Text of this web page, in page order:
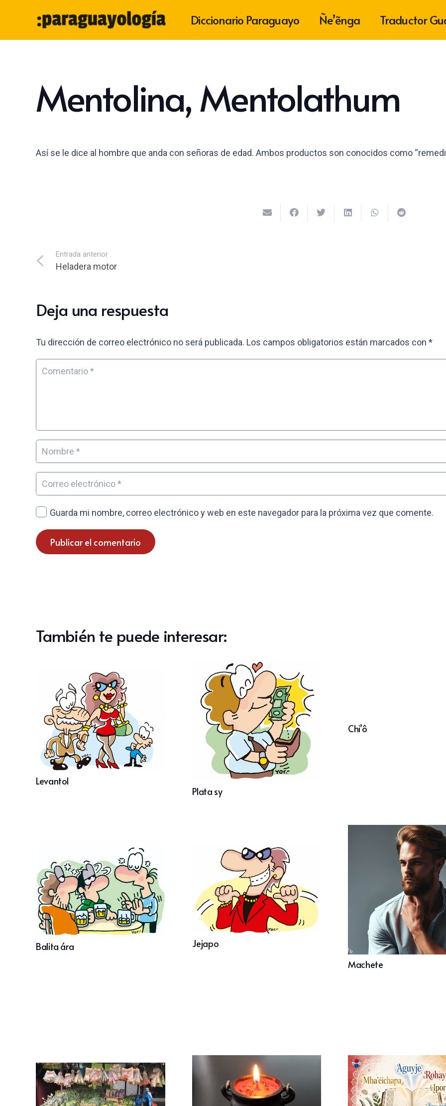
Diccionario Paraguayo Ñe’ẽnga Traductor
Mentolina, Mentolathum
Así se le dice al hombre que anda con señoras de edad. Ambos productos son conocidos como
Entrada anterior
Heladera motor
Deja una respuesta
Tu dirección de correo electrónico no será publicada. Los campos obligatorios están marcados con *
Guarda mi nombre, correo electrónico y web en este navegador para la próxima vez que comente.
Publicar el comentario
También te puede interesar:
Levantol
Plata sy
Chi’ô
Balita ára
Jejapo
Machete